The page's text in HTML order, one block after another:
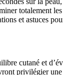
totalement
et astuces
cutané et
privilégier